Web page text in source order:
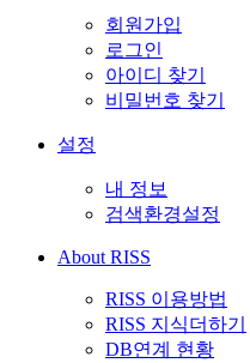
회원가입
로그인
아이디 찾기
비밀번호 찾기
설정
내 정보
검색환경설정
About RISS
RISS 이용방법
RISS 지식더하기
DB연계 현황